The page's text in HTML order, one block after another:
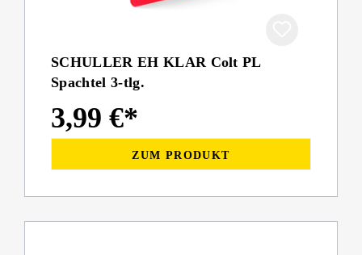
SCHULLER EH KLAR Colt PL
Spachtel 3-tlg.
3,99 €*
ZUM PRODUKT